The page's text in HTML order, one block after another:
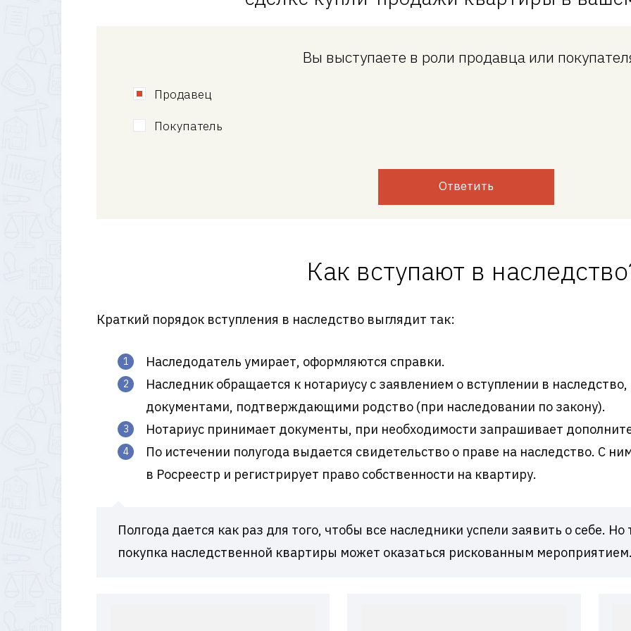
Вы выступаете в роли продавца или
Продавец
Покупатель
Ответить
Как вступают в
Краткий порядок вступления в наследство выглядит так:
Наследодатель умирает, оформляются справки.
Наследник обращается к нотариусу с заявлением о вступлении в
документами, подтверждающими родство (при наследовании по закону).
Нотариус принимает документы, при необходимости запрашивает
По истечении полугода выдается свидетельство о праве на наследство. С
в Росреестр и регистрирует право собственности на квартиру.
Полгода дается как раз для того, чтобы все наследники успели заявить о себе.
покупка наследственной квартиры может оказаться рискованным